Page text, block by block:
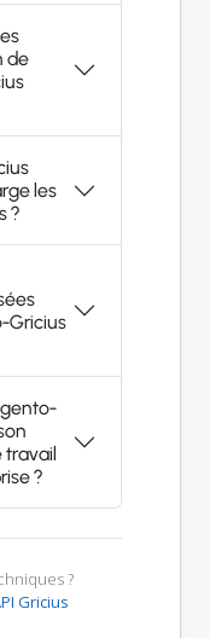
de
les
?
Gricius
travail
?
?
Gricius